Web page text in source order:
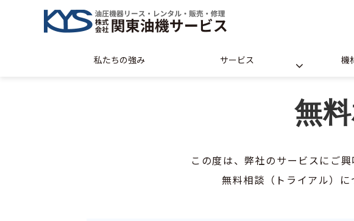
私たちの強み サービス 機
無
この度は、弊社のサービスにご
無料相談（トライアル）に